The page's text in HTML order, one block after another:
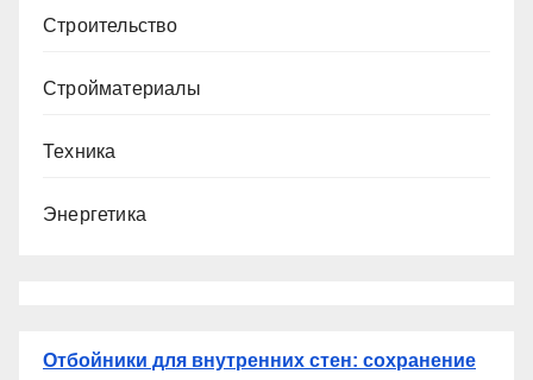
Строительство
Стройматериалы
Техника
Энергетика
Отбойники для внутренних стен: сохранение